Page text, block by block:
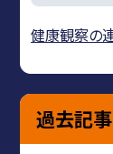
健康観察の
過去記事